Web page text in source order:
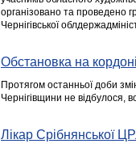
організовано та проведено
Чернігівської
Обстановка на
Протягом останньої доби
Чернігівщини не відбулося,
Лікар Срібнянської